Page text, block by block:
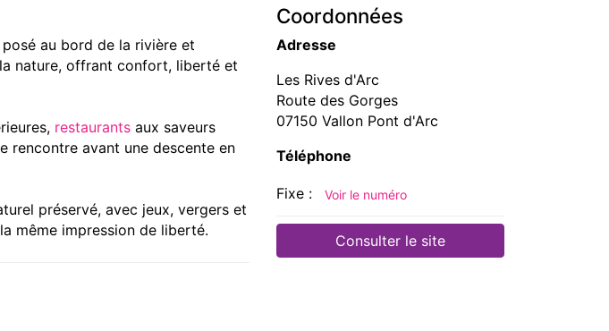
posé au bord de la rivière et
nature, offrant confort, liberté et
restaurants aux saveurs
rencontre avant une descente en
préservé, avec jeux, vergers et
même impression de liberté.
Coordonnées
Adresse
Les Rives d'Arc
Route des Gorges
07150 Vallon Pont d'Arc
Téléphone
Fixe : Voir le numéro
Consulter le site